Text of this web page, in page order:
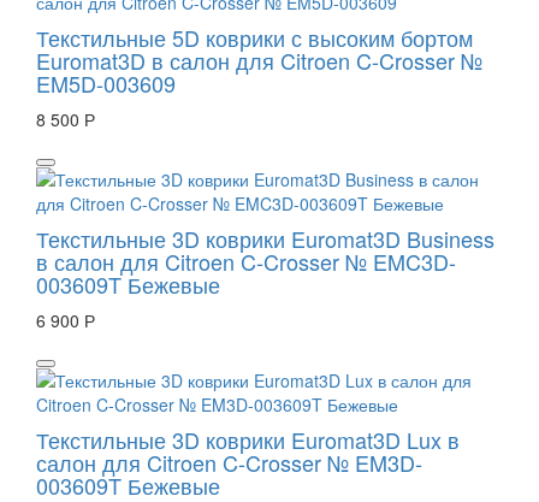
Текстильные 5D коврики с высоким бортом
Euromat3D в салон для Citroen C-Crosser №
EM5D-003609
8 500 Р
Текстильные 3D коврики Euromat3D Business
в салон для Citroen C-Crosser № EMC3D-
003609T Бежевые
6 900 Р
Текстильные 3D коврики Euromat3D Lux в
салон для Citroen C-Crosser № EM3D-
003609T Бежевые